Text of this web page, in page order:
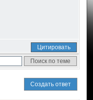
Цитировать
Создать ответ